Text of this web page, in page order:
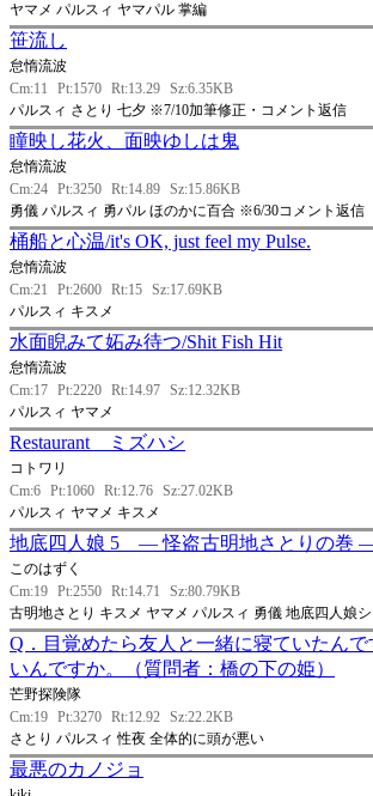
ヤマメ パルスィ ヤマパル 掌編
笹流し
怠惰流波
Cm:11
Pt:1570 Rt:13.29 Sz:6.35KB
パルスィ さとり 七夕 ※7/10加筆修正・コメント返信
瞳映し花火、面映ゆしは鬼
怠惰流波
Cm:24 Pt:3250 Rt:14.89 Sz:15.86KB
勇儀 パルスィ 勇パル ほのかに百合 ※6/30コメント返信
桶船と心温/it's OK, just feel my Pulse.
怠惰流波
Cm:21
Pt:2600 Rt:15 Sz:17.69KB
パルスィ キスメ
水面睨みて妬み待つ/Shit Fish Hit
怠惰流波
Cm:17 Pt:2220 Rt:14.97 Sz:12.32KB
パルスィ ヤマメ
Restaurant ミズハシ
コトワリ
Cm:6 Pt:1060 Rt:12.76 Sz:27.02KB
パルスィ ヤマメ キスメ
地底四人娘 5 ― 怪盗古明地さとりの巻
このはずく
Cm:19 Pt:2550 Rt:14.71
Sz:80.79KB
古明地さとり キスメ ヤマメ パルスィ 勇儀 地底四人娘
Q．目覚めたら友人と一緒に寝ていたん
いんですか。（質問者：橋の下の姫）
芒野探険隊
Cm:19 Pt:3270 Rt:12.92 Sz:22.2KB
さとり パルスィ 性夜 全体的に頭が悪い
最悪のカノジョ